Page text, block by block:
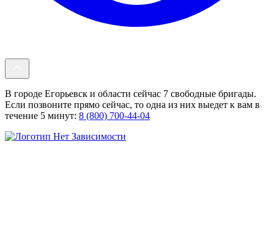
В городе Егорьевск и области сейчас 7 свободные бригады.
Если позвоните прямо сейчас, то одна из них выедет к вам в
течение 5 минут: 8 (800) 700-44-04